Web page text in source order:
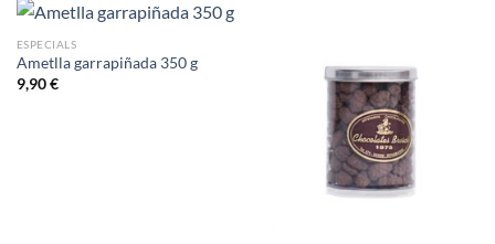
ESPECIALS
Ametlla garrapiñada 350 g
9,90€